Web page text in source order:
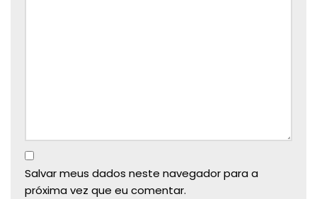
Salvar meus dados neste navegador para a
próxima vez que eu comentar.